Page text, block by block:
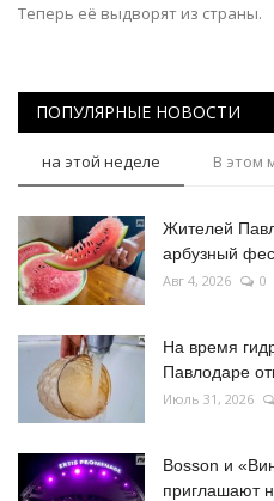
Теперь её выдворят из страны.
ПОПУЛЯРНЫЕ НОВОСТИ
на этой неделе В этом
Жителей
арбузный
Авг 4, 2026 0
На время
Павлодаре
Июль 31, 2026
Bosson и
приглашают